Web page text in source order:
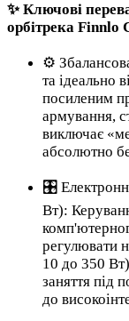
✨ Ключові
орбітрека Finnlo
⚙️
та ідеально
посиленим
армування,
виключає
абсолютно
🎛️
Вт):
регулювати
10 до 350
заняття під
до